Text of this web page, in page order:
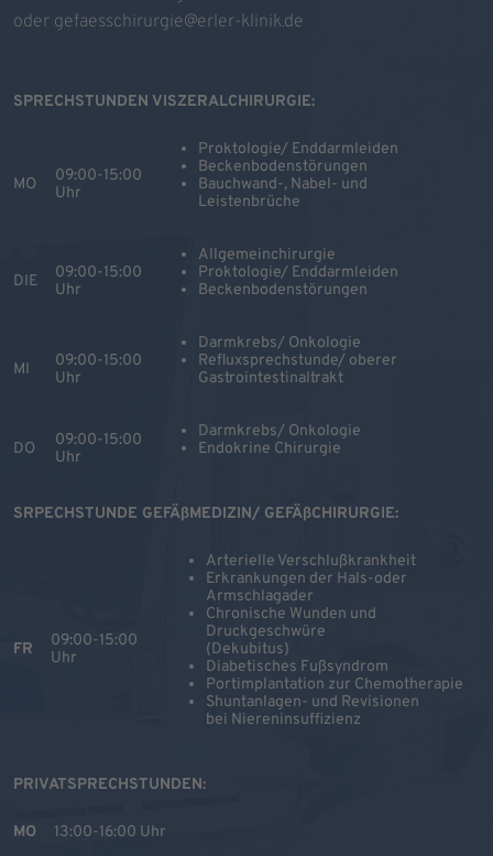
oder gefaesschirurgie@erler-klinik.de
SPRECHSTUNDEN VISZERALCHIRURGIE:
MO
09:00-15:00
Uhr
Proktologie/ Enddarmleiden
Beckenbodenstörungen
Bauchwand-, Nabel- und
Leistenbrüche
DIE
09:00-15:00
Uhr
Allgemeinchirurgie
Proktologie/ Enddarmleiden
Beckenbodenstörungen
MI
09:00-15:00
Uhr
Darmkrebs/ Onkologie
Refluxsprechstunde/ oberer
Gastrointestinaltrakt
DO
09:00-15:00
Uhr
Darmkrebs/ Onkologie
Endokrine Chirurgie
SRPECHSTUNDE GEFÄßMEDIZIN/ GEFÄßCHIRURGIE:
FR
09:00-15:00
Uhr
Arterielle Verschlußkrankheit
Erkrankungen der Hals-oder
Armschlagader
Chronische Wunden und
Druckgeschwüre
(Dekubitus)
Diabetisches Fußsyndrom
Portimplantation zur Chemotherapie
Shuntanlagen- und Revisionen
bei Niereninsuffizienz
PRIVATSPRECHSTUNDEN:
MO
13:00-16:00 Uhr